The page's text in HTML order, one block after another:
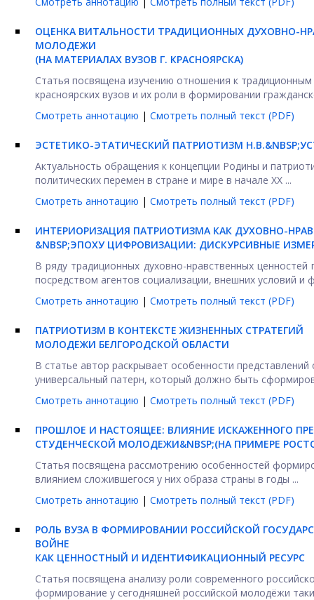
ОЦЕНКА ВИТАЛЬНОСТИ ТРАДИЦИОННЫХ ДУХОВНО-
МОЛОДЕЖИ
(НА МАТЕРИАЛАХ ВУЗОВ Г. КРАСНОЯРСКА)
Статья посвящена изучению отношения к
красноярских вузов и их роли в формировании
Смотреть аннотацию | Смотреть полный текст (PDF)
ЭСТЕТИКО-ЭТАТИЧЕСКИЙ ПАТРИОТИЗМ
Актуальность обращения к концепции Родины и
политических перемен в стране и мире в начале XX ...
Смотреть аннотацию | Смотреть полный текст (PDF)
ИНТЕРИОРИЗАЦИЯ ПАТРИОТИЗМА КАК ДУХОВНО-
&NBSP;ЭПОХУ ЦИФРОВИЗАЦИИ: ДИСКУРСИВНЫЕ
В ряду традиционных духовно-нравственных
посредством агентов социализации, внешних условий и
Смотреть аннотацию | Смотреть полный текст (PDF)
ПАТРИОТИЗМ В КОНТЕКСТЕ ЖИЗНЕННЫХ СТРАТЕГИЙ
МОЛОДЕЖИ БЕЛГОРОДСКОЙ ОБЛАСТИ
В статье автор раскрывает особенности
универсальный патерн, который должно быть
Смотреть аннотацию | Смотреть полный текст (PDF)
ПРОШЛОЕ И НАСТОЯЩЕЕ: ВЛИЯНИЕ ИСКАЖЕННОГО
СТУДЕНЧЕСКОЙ МОЛОДЕЖИ&NBSP;(НА ПРИМЕРЕ
Статья посвящена рассмотрению особенностей
влиянием сложившегося у них образа страны в годы ...
Смотреть аннотацию | Смотреть полный текст (PDF)
РОЛЬ ВУЗА В ФОРМИРОВАНИИ РОССИЙСКОЙ
ВОЙНЕ
КАК ЦЕННОСТНЫЙ И ИДЕНТИФИКАЦИОННЫЙ РЕСУРС
Статья посвящена анализу роли современного
формирование у сегодняшней российской молодёжи